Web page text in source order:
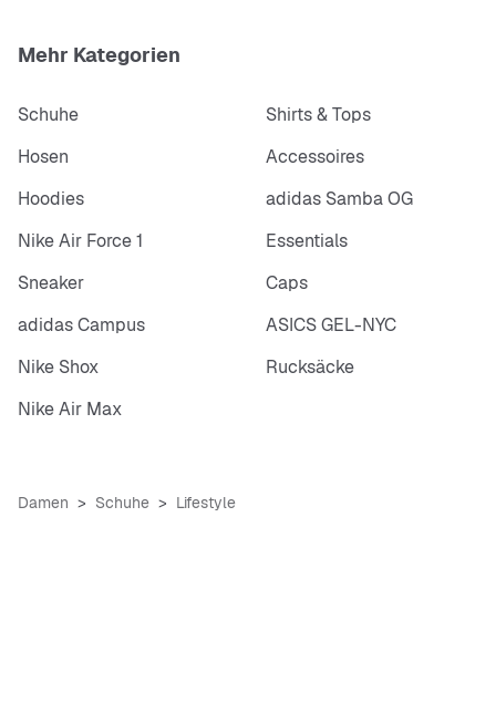
Mehr Kategorien
Schuhe
Shirts & Tops
Hosen
Accessoires
Hoodies
adidas Samba OG
Nike Air Force 1
Essentials
Sneaker
Caps
adidas Campus
ASICS GEL-NYC
Nike Shox
Rucksäcke
Nike Air Max
Damen Schuhe Lifestyle